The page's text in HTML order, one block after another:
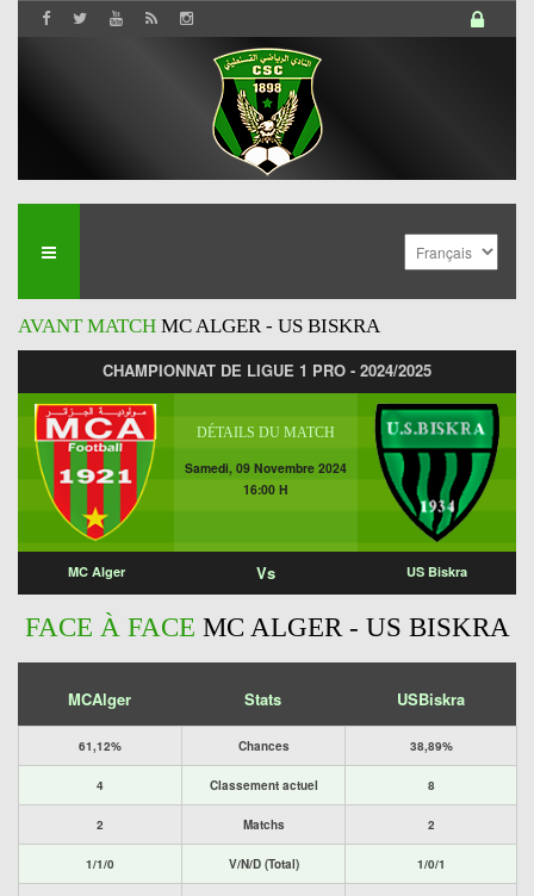
AVANT MATCH MC ALGER - US BISKRA
CHAMPIONNAT DE LIGUE 1 PRO - 2024/2025
DÉTAILS DU MATCH
Samedi, 09 Novembre 2024
16:00 H
MC Alger Vs US Biskra
FACE À FACE MC ALGER - US BISKRA
MCAlger Stats USBiskra
61,12% Chances 38,89%
4 Classement actuel 8
2 Matchs 2
1/1/0 V/N/D (Total) 1/0/1